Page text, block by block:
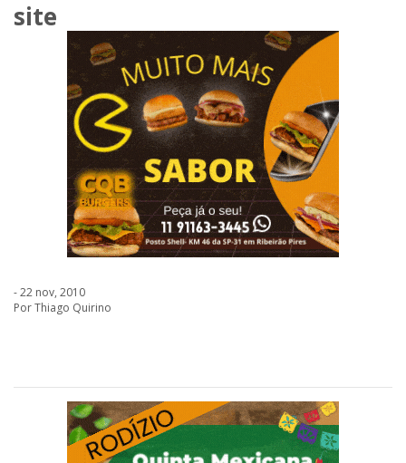
site
- 22 nov, 2010
Por Thiago Quirino